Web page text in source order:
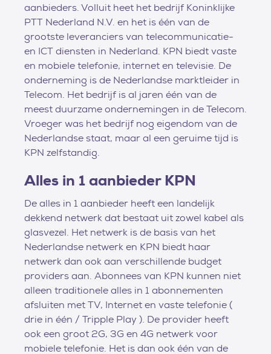
aanbieders. Volluit heet het bedrijf Koninklijke
PTT Nederland N.V. en het is één van de
grootste leveranciers van telecommunicatie-
en ICT diensten in Nederland. KPN biedt vaste
en mobiele telefonie, internet en televisie. De
onderneming is de Nederlandse marktleider in
Telecom. Het bedrijf is al jaren één van de
meest duurzame ondernemingen in de Telecom.
Vroeger was het bedrijf nog eigendom van de
Nederlandse staat, maar al een geruime tijd is
KPN zelfstandig.
Alles in 1 aanbieder KPN
De alles in 1 aanbieder heeft een landelijk
dekkend netwerk dat bestaat uit zowel kabel als
glasvezel. Het netwerk is de basis van het
Nederlandse netwerk en KPN biedt haar
netwerk dan ook aan verschillende budget
providers aan. Abonnees van KPN kunnen niet
alleen traditionele alles in 1 abonnementen
afsluiten met TV, Internet en vaste telefonie (
drie in één / Tripple Play ). De provider heeft
ook een groot 2G, 3G en 4G netwerk voor
mobiele telefonie. Het is dan ook één van de